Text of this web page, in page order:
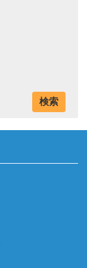
検索